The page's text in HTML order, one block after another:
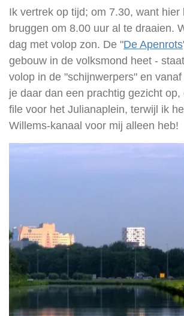
Ik vertrek op tijd; om 7.30, want hier
bruggen om 8.00 uur al te draaien.
dag met volop zon. De "De Apenrots
gebouw in de volksmond heet -
volop in de "schijnwerpers" en
je daar dan een prachtig gezicht op,
file voor het Julianaplein, terwijl ik
Willems-kanaal voor mij alleen heb!